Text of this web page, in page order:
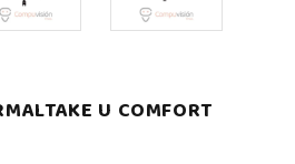
U COMFORT